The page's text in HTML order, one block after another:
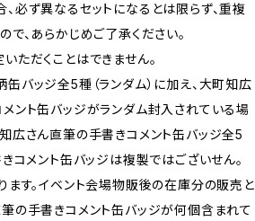
必ず異なるセットになるとは限らず、重複
で、あらかじめご了承ください。
ただくことはできません。
バッジ全5種（ランダム）に加え、大町知広
ント缶バッジがランダム封入されている場
広さん直筆の手書きコメント缶バッジ全5
コメント缶バッジは複製ではございせん。
ます。イベント会場物販後の在庫分の販売と
の手書きコメント缶バッジが何個含まれて